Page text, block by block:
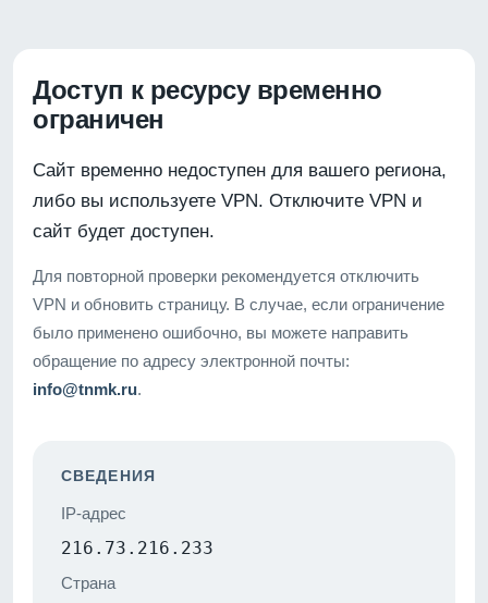
Доступ к ресурсу временно
ограничен
Сайт временно недоступен для вашего региона,
либо вы используете VPN. Отключите VPN и
сайт будет доступен.
Для повторной проверки рекомендуется отключить
VPN и обновить страницу. В случае, если ограничение
было применено ошибочно, вы можете направить
обращение по адресу электронной почты:
info@tnmk.ru.
СВЕДЕНИЯ
IP-адрес
216.73.216.233
Страна